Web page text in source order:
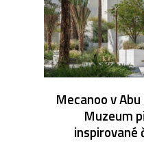
Mecanoo v
Muzeum
inspirované